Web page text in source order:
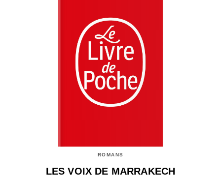
ROMANS
LES VOIX DE MARRAKECH